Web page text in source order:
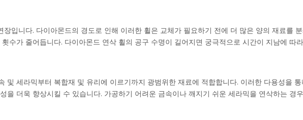
입니다. 다이아몬드의 경도로 인해 이러한 휠은 교체가 필요하기 전에 더 많은 양의 재료를
수가 줄어듭니다. 다이아몬드 연삭 휠의 공구 수명이 길어지면 궁극적으로 시간이 지남에 따
및 세라믹부터 복합재 및 유리에 이르기까지 광범위한 재료에 적합합니다. 이러한 다용성을
을 더욱 향상시킬 수 있습니다. 가공하기 어려운 금속이나 깨지기 쉬운 세라믹을 연삭하는 경